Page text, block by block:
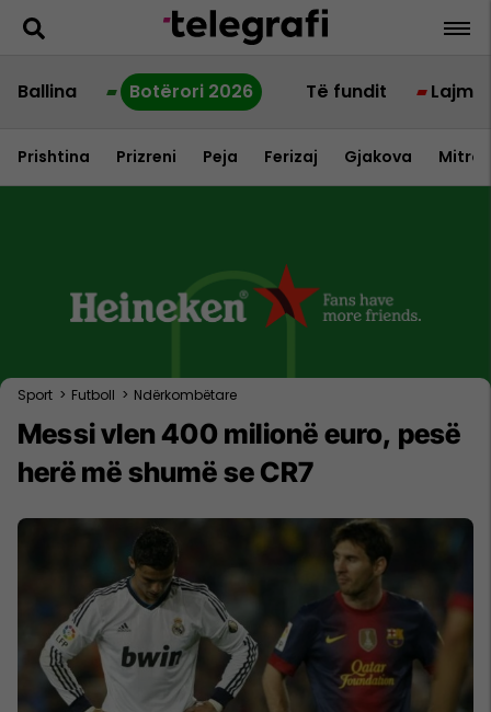
Ballina Botërori 2026 Të fundit Lajme
Prishtina Prizreni Peja Ferizaj Gjakova
Sport > Futboll > Ndërkombëtare
Messi vlen 400 milionë euro, pesë
herë më shumë se CR7